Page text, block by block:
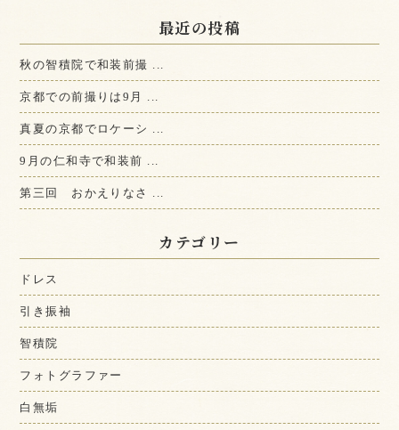
最近の投稿
秋の智積院で和装前撮 ...
京都での前撮りは9月 ...
真夏の京都でロケーシ ...
9月の仁和寺で和装前 ...
第三回 おかえりなさ ...
カテゴリー
ドレス
引き振袖
智積院
フォトグラファー
白無垢